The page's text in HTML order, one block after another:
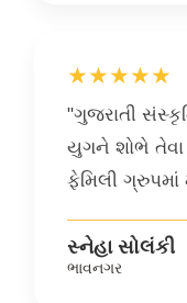
★★★★★
"ગુજરાતી
યુગને શોભે તેવા
ફેમિલી
સ્નેહા સોલંકી
ભાવનગર